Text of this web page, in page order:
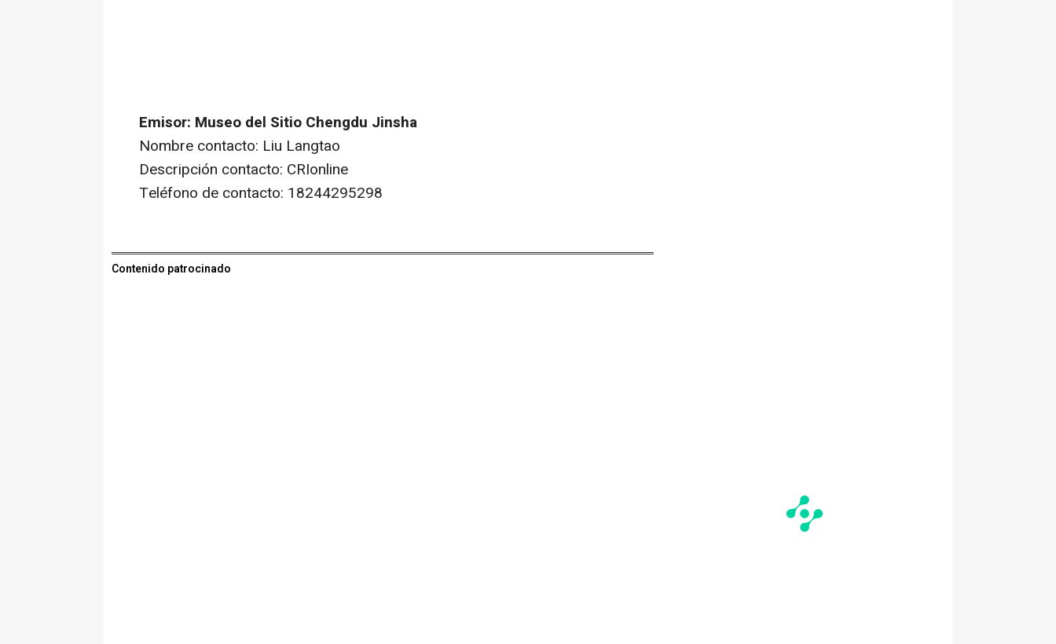
Emisor: Museo del Sitio Chengdu Jinsha
Nombre contacto: Liu Langtao
Descripción contacto: CRIonline
Teléfono de contacto: 18244295298
Contenido patrocinado